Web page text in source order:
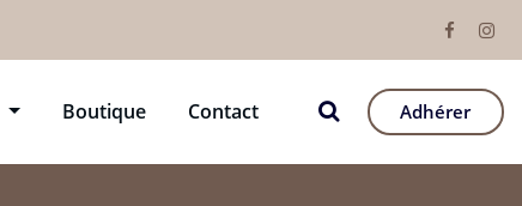
Boutique Contact Adhérer